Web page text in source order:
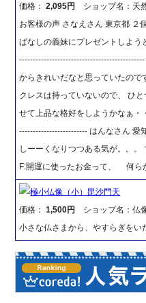
価格：2,095円
ショップ名：天
お客様の声 さなえさん 東京都 ２
ぱなしの義妹にプレゼントしよ
からきれいだなと思っていたので
クレスは持っていないので、 ひ
せて上品な格好をしようかなぁ
------------------------- はんなさん 愛
しーーくなりつつある気が。。。
F:開運に使ったお金って、 何ら
極小仏像（小）毘沙門天
価格：1,500円
ショップ名：仏
小さな仏さまから、やすらぎをい